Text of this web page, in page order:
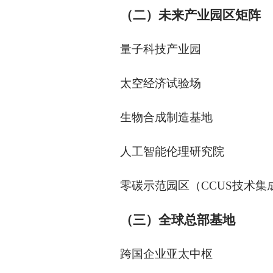
（二）未来产业园区矩阵
量子科技产业园
太空经济试验场
生物合成制造基地
人工智能伦理研究院
零碳示范园区（CCUS技术集
（三）全球总部基地
跨国企业亚太中枢